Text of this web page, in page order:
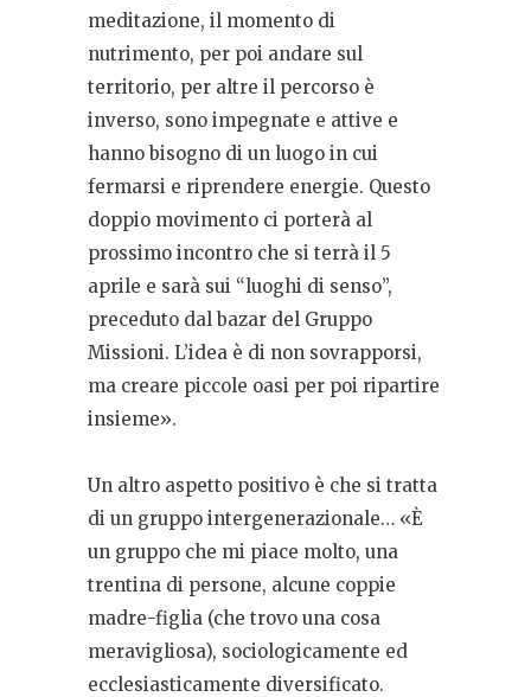
meditazione, il momento di
nutrimento, per poi andare sul
territorio, per altre il percorso è
inverso, sono impegnate e attive e
hanno bisogno di un luogo in cui
fermarsi e riprendere energie. Questo
doppio movimento ci porterà al
prossimo incontro che si terrà il 5
aprile e sarà sui “luoghi di senso”,
preceduto dal bazar del Gruppo
Missioni. L’idea è di non sovrapporsi,
ma creare piccole oasi per poi ripartire
insieme».
Un altro aspetto positivo è che si tratta
di un gruppo intergenerazionale… «È
un gruppo che mi piace molto, una
trentina di persone, alcune coppie
madre-figlia (che trovo una cosa
meravigliosa), sociologicamente ed
ecclesiasticamente diversificato.